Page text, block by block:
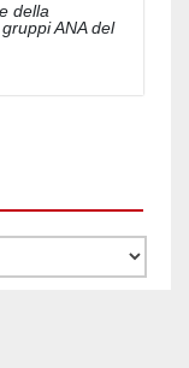
della
ANA del